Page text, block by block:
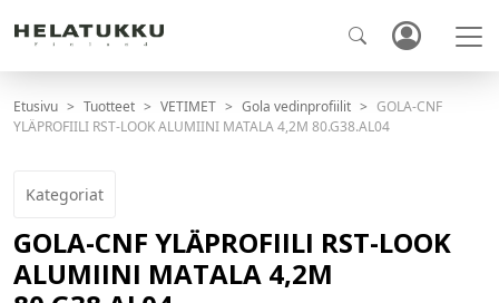
Etusivu Tuotteet VETIMET Gola vedinprofiilit
GOLA-CNF
YLÄPROFIILI RST-LOOK ALUMIINI MATALA 4,2M 80.G38.AL04
Kategoriat
GOLA-CNF YLÄPROFIILI RST-LOOK
ALUMIINI MATALA 4,2M